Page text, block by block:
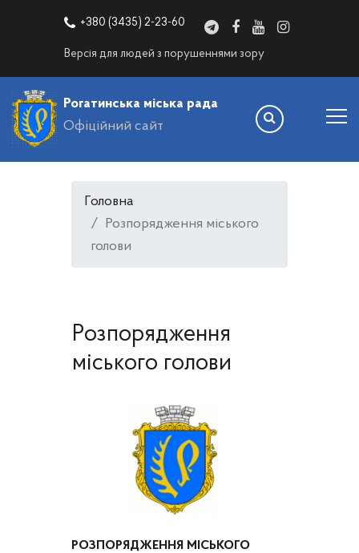
+380 (3435) 2-23-60
Версія для людей з порушеннями зору
Рогатинська міська рада
Офіційний сайт
Головна
Розпорядження міського
голови
Розпорядження
міського голови
РОЗПОРЯДЖЕННЯ МІСЬКОГО